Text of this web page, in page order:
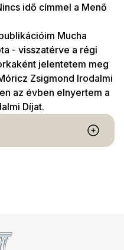
idő címmel a Menő
Mucha
- visszatérve a régi
jelentetem meg
Zsigmond Irodalmi
az évben elnyertem a
Díjat.